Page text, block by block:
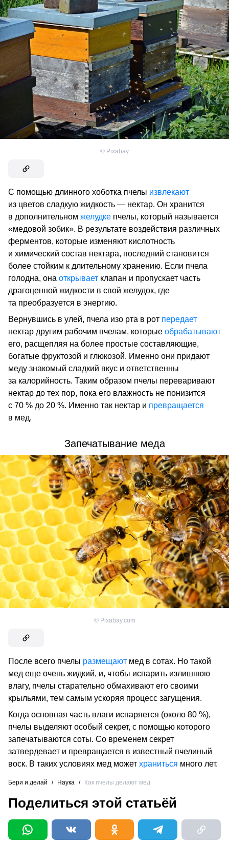
© Pixabay
С помощью длинного хоботка пчелы извлекают
из цветов сладкую жидкость — нектар. Он хранится
в дополнительном желудке пчелы, который называется
«медовой зобик». В результате воздействия различных
ферментов, которые изменяют кислотность
и химический состав нектара, последний становится
более стойким к длительному хранению. Если пчела
голодна, она открывает клапан и пропускает часть
драгоценной жидкости в свой желудок, где
та преобразуется в энергию.
Вернувшись в улей, пчела изо рта в рот передает
нектар другим рабочим пчелам, которые обрабатывают
его, расщепляя на более простые составляющие,
богатые фруктозой и глюкозой. Именно они придают
меду знакомый сладкий вкус и ответственны
за калорийность. Таким образом пчелы переваривают
нектар до тех пор, пока его влажность не понизится
с 70 % до 20 %. Именно так нектар и превращается
в мед.
Запечатывание меда
© Pixabay.com
После всего пчелы размещают мед в сотах. Но такой
мед еще очень жидкий, и, чтобы испарить излишнюю
влагу, пчелы старательно обмахивают его своими
крыльями, тем самым ускоряя процесс загущения.
Когда основная часть влаги испаряется (около 80 %),
пчелы выделяют особый секрет, с помощью которого
запечатываются соты. Со временем секрет
затвердевает и превращается в известный пчелиный
воск. В таких условиях мед может храниться много лет.
Бери и делай / Наука / Как пчелы делают мед
Поделиться этой статьёй